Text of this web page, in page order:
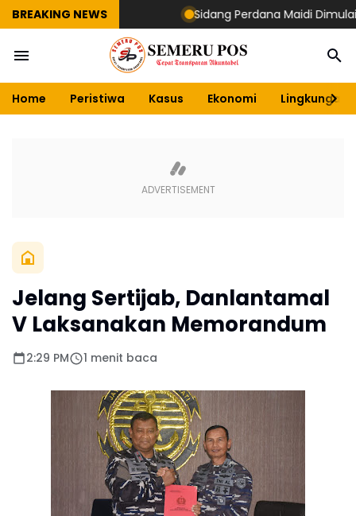
BREAKING NEWS Sidang Perdana Maidi Dimulai,
Home Peristiwa Kasus Ekonomi Lingkungan
Jelang Sertijab, Danlantamal
V Laksanakan Memorandum
2:29 PM 1 menit baca